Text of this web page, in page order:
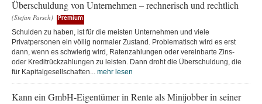
Überschuldung von Unternehmen – rechnerisch und rechtlich
(Stefan Parsch) Premium
Schulden zu haben, ist für die meisten Unternehmen und viele
Privatpersonen ein völlig normaler Zustand. Problematisch wird es erst
dann, wenn es schwierig wird, Ratenzahlungen oder vereinbarte Zins-
oder Kreditrückzahlungen zu leisten. Dann droht die Überschuldung, die
für Kapitalgesellschaften... mehr lesen
Kann ein GmbH-Eigentümer in Rente als Minijobber in seiner